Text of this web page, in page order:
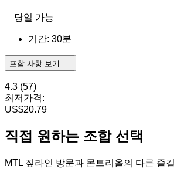
당일 가능
기간: 30분
포함 사항 보기
4.3 (57)
최저가격:
US$20.79
직접 원하는 조합 선택
MTL 짚라인 방문과 몬트리올의 다른 즐